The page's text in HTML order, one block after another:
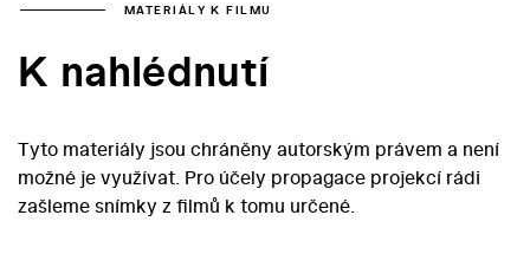
MATERIÁLY K FILMU
K nahlédnutí
Tyto materiály jsou chráněny autorským právem a není
možné je využívat. Pro účely propagace projekcí rádi
zašleme snímky z filmů k tomu určené.